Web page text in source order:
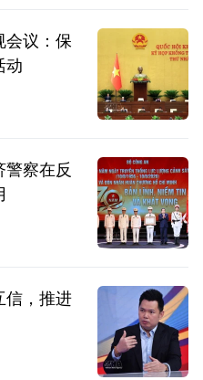
会议：保
动
察在反
信，推进